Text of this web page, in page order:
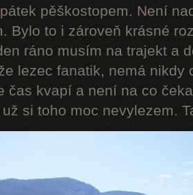
pěškostopem. Není
Bylo to i zároveň krásné
ráno musím na trajekt a
lezec fanatik, nemá nikdy
čas kvapí a není na co
si toho moc nevylezem.